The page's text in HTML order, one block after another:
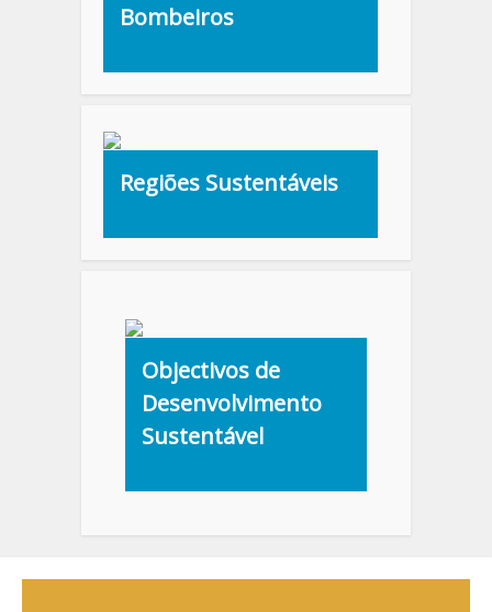
Bombeiros
Regiões Sustentáveis
Objectivos de
Desenvolvimento
Sustentável